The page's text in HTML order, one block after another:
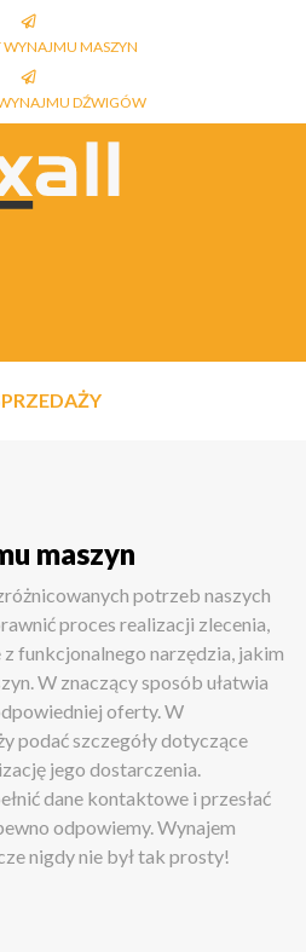
WYNAJMU MASZYN
DŹWIGÓW
maszyn
potrzeb naszych
proces realizacji zlecenia,
funkcjonalnego narzędzia, jakim
W znaczący sposób ułatwia
oferty. W
podać szczegóły dotyczące
jego dostarczenia.
dane kontaktowe i przesłać
odpowiemy. Wynajem
nigdy nie był tak prosty!